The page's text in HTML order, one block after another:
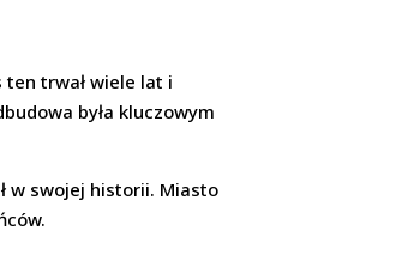
ten trwał wiele lat i
była kluczowym
w swojej historii. Miasto